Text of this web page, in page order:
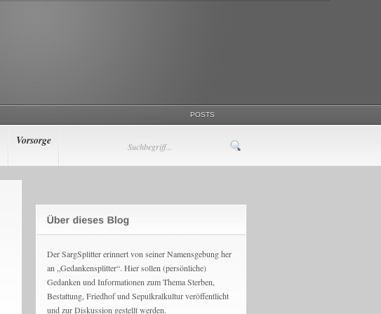
POSTS
Vorsorge
Der SargSplitter erinnert von seiner Namensgebung her
an „Gedankensplitter“. Hier sollen (persönliche)
Gedanken und Informationen zum Thema Sterben,
Bestattung, Friedhof und Sepulkralkultur veröffentlicht
und zur Diskussion gestellt werden.